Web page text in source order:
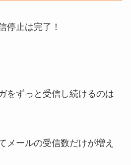
停止は完了！
をずっと受信し続けるのは
メールの受信数だけが増え